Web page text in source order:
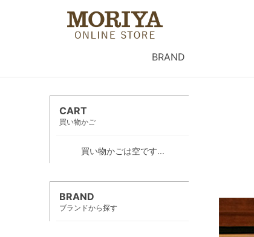
BRAND
CART
買い物かご
買い物かごは空です...
BRAND
ブランドから探す